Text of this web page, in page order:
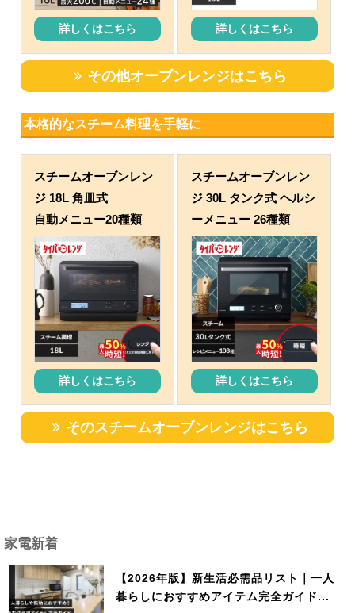
詳しくはこちら 詳しくはこちら
その他オーブンレンジはこちら
本格的なスチーム料理を手軽に
スチームオーブンレン
ジ 18L 角皿式
自動メニュー20種類
詳しくはこちら
スチームオーブンレン
ジ 30L タンク式 ヘルシ
ーメニュー 26種類
詳しくはこちら
そのスチームオーブンレンジはこちら
家電新着
【2026年版】新生活必需品リスト｜一人
暮らしにおすすめアイテム完全ガイド...